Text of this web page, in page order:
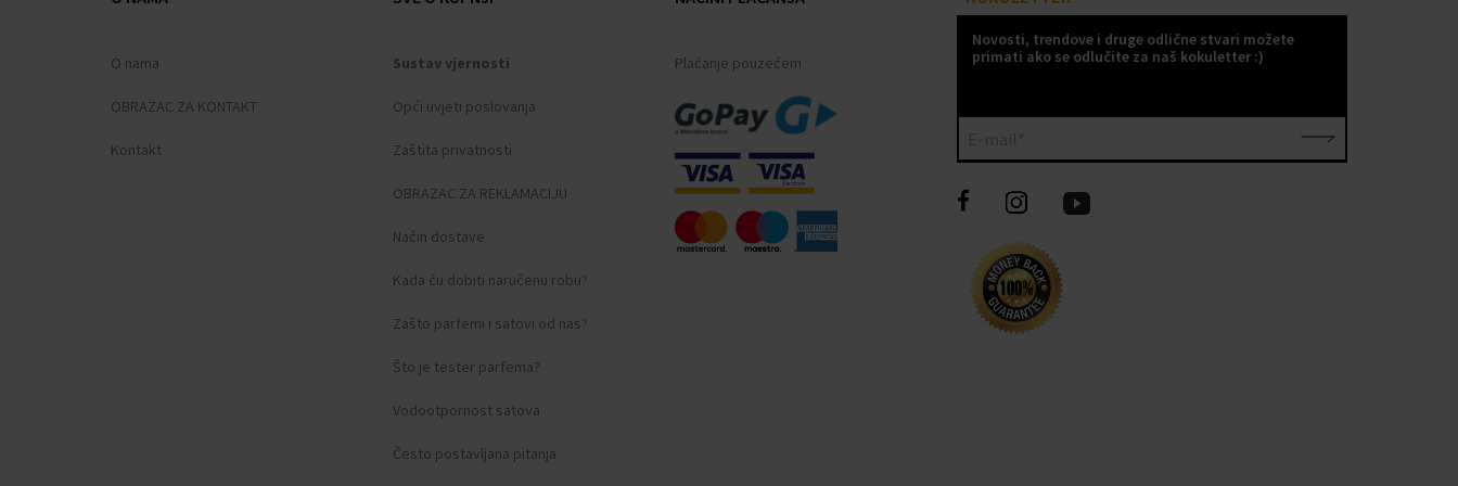
O nama
OBRAZAC ZA KONTAKT
Kontakt
Sustav vjernosti
Opći uvjeti poslovanja
Zaštita privatnosti
OBRAZAC ZA REKLAMACIJU
Način dostave
Kada ću dobiti naručenu robu?
Zašto parfemi i satovi od nas?
Što je tester parfema?
Vodootpornost satova
Često postavljana pitanja
Plaćanje pouzećem
Novosti, trendove i druge odlične stvari možete
primati ako se odlučite za naš kokuletter :)